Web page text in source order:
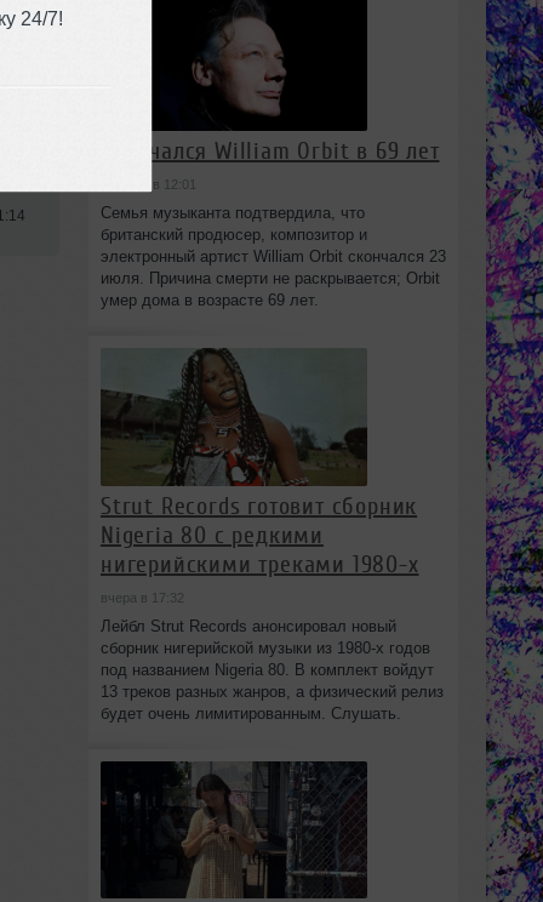
24/7!
Скончался William Orbit в 69 лет
сегодня в 12:01
Семья музыканта подтвердила, что
британский продюсер, композитор и
электронный артист William Orbit скончался 23
июля. Причина смерти не раскрывается; Orbit
умер дома в возрасте 69 лет.
Strut Records готовит сборник
Nigeria 80 с редкими
нигерийскими треками 1980-х
вчера в 17:32
Лейбл Strut Records анонсировал новый
сборник нигерийской музыки из 1980-х годов
под названием Nigeria 80. В комплект войдут
13 треков разных жанров, а физический релиз
будет очень лимитированным. Слушать.